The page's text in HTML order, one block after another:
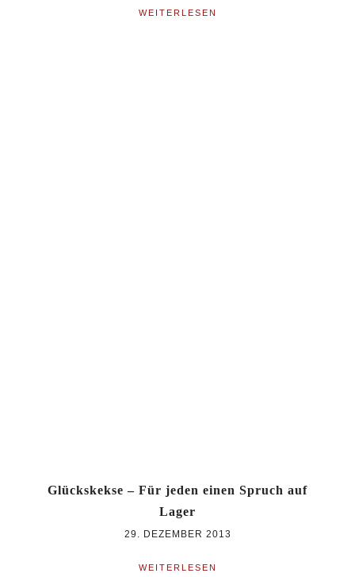
WEITERLESEN
Glückskekse – Für jeden einen Spruch auf
Lager
29. DEZEMBER 2013
WEITERLESEN